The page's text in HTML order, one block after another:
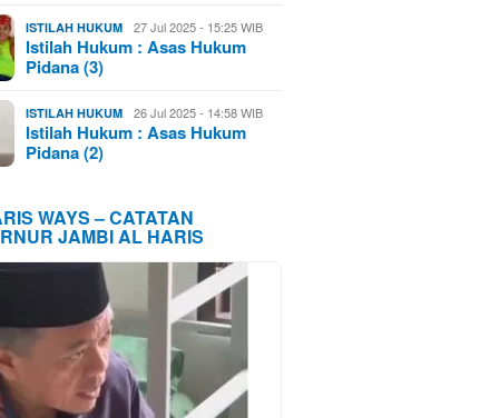
ISTILAH HUKUM 27 Jul 2025 - 15:25 WIB
Istilah Hukum : Asas Hukum
Pidana (3)
ISTILAH HUKUM 26 Jul 2025 - 14:58 WIB
Istilah Hukum : Asas Hukum
Pidana (2)
WAYS – CATATAN
JAMBI AL HARIS